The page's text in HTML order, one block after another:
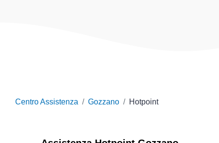
Centro Assistenza Gozzano Hotpoint